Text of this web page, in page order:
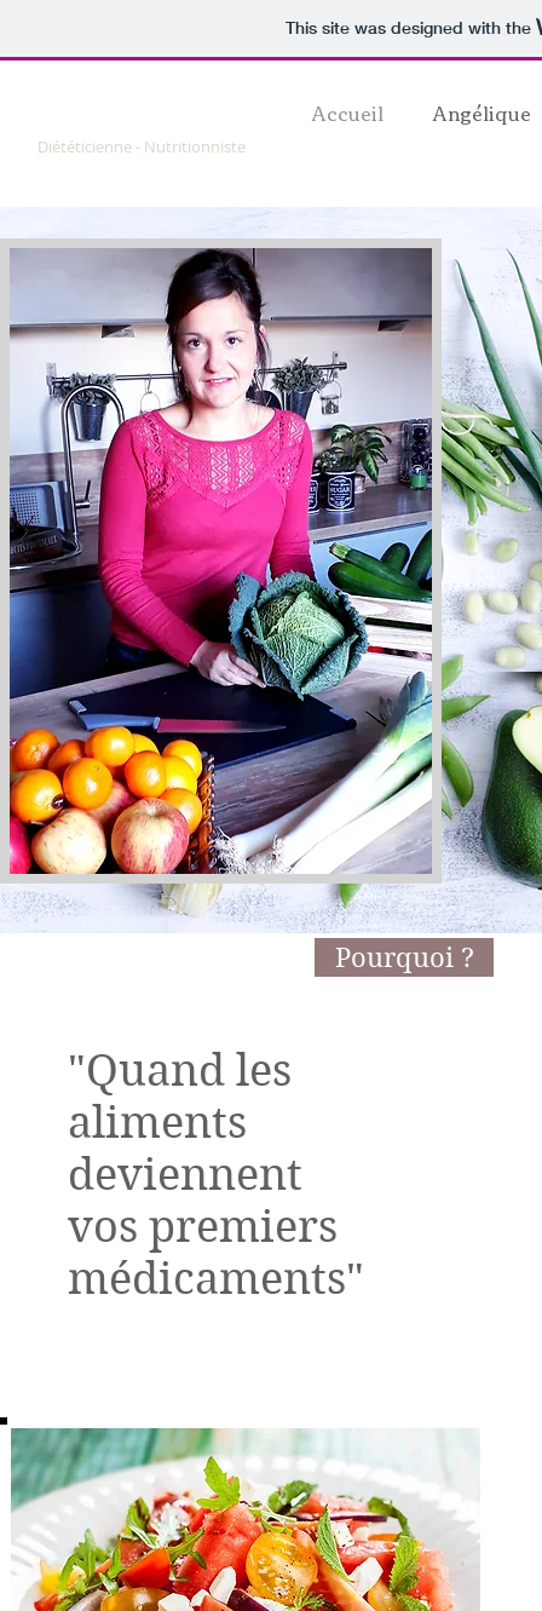
This site was designed with the
Diététicienne - Nutritionniste
Accueil Angélique
"Quand les
aliments
deviennent
vos premiers
médicaments"
Pourquoi ?